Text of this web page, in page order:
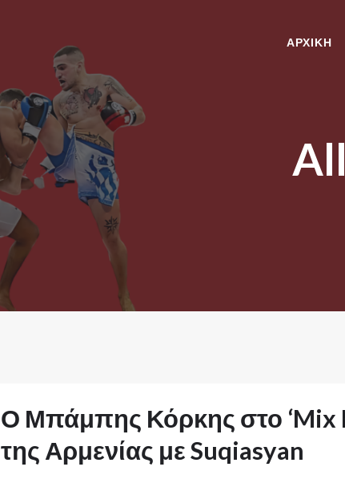
ΑΡΧΙΚΗ
Η ΟΜΑΔΑ ΜΑΣ
Ο Μπάμπης Κόρκης στο ‘Mix
της Αρμενίας με Suqiasyan